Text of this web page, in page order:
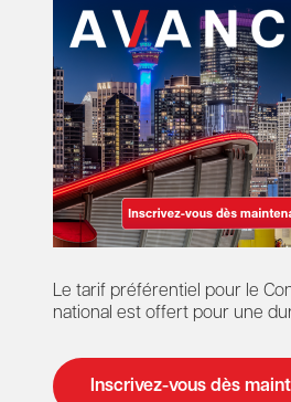
Le tarif préférentiel pour le
national est offert pour une
Inscrivez-vous dès
Créer un compte
02
Connexion
Pour membres et non-
Les membres ont accès aux
membres.